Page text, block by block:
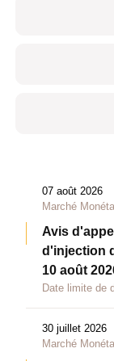
07 août 2026
Marché
Avis
d'injection
10 août
Date limite de
30 juillet 2026
Marché